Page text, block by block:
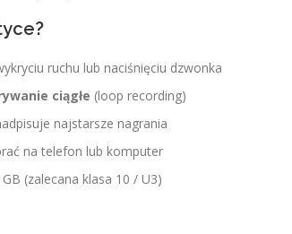
ruchu lub naciśnięciu dzwonka
ciągłe (loop recording)
najstarsze nagrania
na telefon lub komputer
(zalecana klasa 10 / U3)